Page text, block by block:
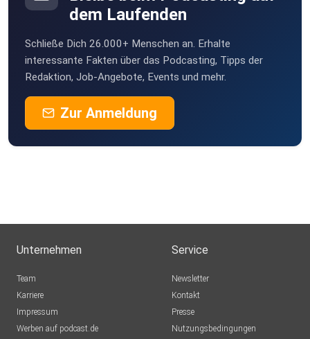
dem Laufenden
Schließe Dich 26.000+ Menschen an. Erhalte
interessante Fakten über das Podcasting, Tipps der
Redaktion, Job-Angebote, Events und mehr.
Zur Anmeldung
Unternehmen
Team
Karriere
Impressum
Werben auf podcast.de
Service
Newsletter
Kontakt
Presse
Nutzungsbedingungen